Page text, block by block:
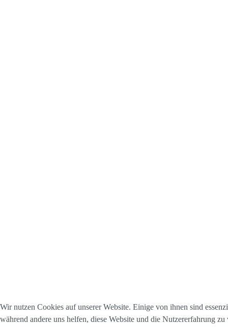
Wir nutzen Cookies auf unserer Website. Einige von ihnen sind
während andere uns helfen, diese Website und die Nutzererfahrung